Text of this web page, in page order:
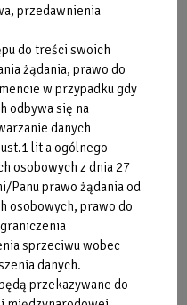
celowo dobranych
Warunkiem
leczenia jest właściwy
częstotliwości i
i zakres zmian,
oraz wskazania i
uniwersalnych
przedawnienia
do treści swoich
żądania, prawo do
w przypadku gdy
odbywa się na
danych
lit a ogólnego
osobowych z dnia 27
Panu prawo żądania od
osobowych, prawo do
sprzeciwu wobec
danych.
przekazywane do